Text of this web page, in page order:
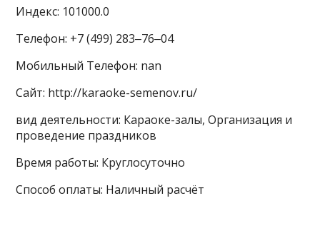
Индекс: 101000.0
Телефон: +7 (499) 283‒76‒04
Мобильный Телефон: nan
Сайт: http://karaoke-semenov.ru/
вид деятельности: Караоке-залы, Организация и
проведение праздников
Время работы: Круглосуточно
Способ оплаты: Наличный расчёт